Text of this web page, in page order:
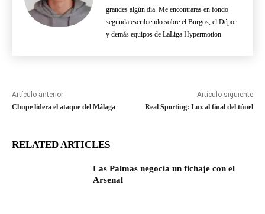
grandes algún día. Me encontraras en fondo
segunda escribiendo sobre el Burgos, el Dépor
y demás equipos de LaLiga Hypermotion.
Artículo anterior
Chupe lidera el ataque del Málaga
Artículo siguiente
Real Sporting: Luz al final del túnel
RELATED ARTICLES
Las Palmas negocia un fichaje con el
Arsenal